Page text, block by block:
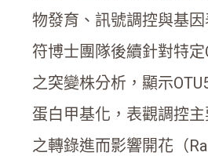
物發育、訊號調控與基因
符博士團隊後續針對特定
之突變株分析，顯示
蛋白甲基化，表觀調控
之轉錄進而影響開花（